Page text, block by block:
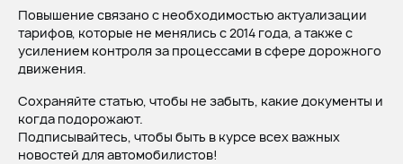
Повышение связано с необходимостью актуализации
тарифов, которые не менялись с 2014 года, а также с
усилением контроля за процессами в сфере дорожного
движения.
Сохраняйте статью, чтобы не забыть, какие документы и
когда подорожают.
Подписывайтесь, чтобы быть в курсе всех важных
новостей для автомобилистов!